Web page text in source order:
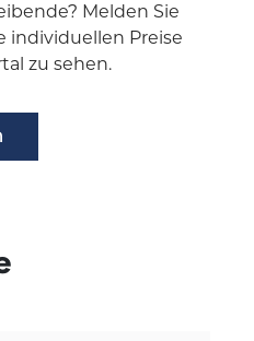
Melden Sie
individuellen Preise
zu sehen.